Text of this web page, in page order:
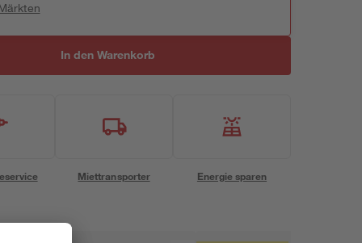
In den Warenkorb
Miettransporter Energie sparen